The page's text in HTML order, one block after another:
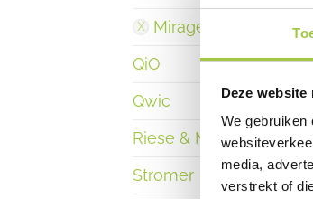
Deze
We gebruiken
media,
verstrekt of
Mirage
QiO
Qwic
Riese & Muller
Stromer